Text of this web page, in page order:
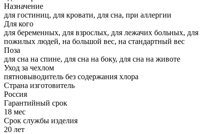
Назначение
для гостиниц, для кровати, для сна, при аллергии
Для кого
для беременных, для взрослых, для лежачих больных, для
пожилых людей, на большой вес, на стандартный вес
Поза
для сна на спине, для сна на боку, для сна на животе
Уход за чехлом
пятновыводитель без содержания хлора
Страна изготовитель
Россия
Гарантийный срок
18 мес
Срок службы изделия
20 лет